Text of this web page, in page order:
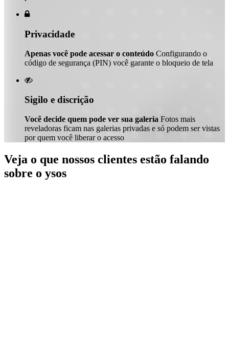

Privacidade
Apenas você pode acessar o conteúdo Configurando o
código de segurança (PIN) você garante o bloqueio de tela

Sigilo e discrição
Você decide quem pode ver sua galeria Fotos mais
reveladoras ficam nas galerias privadas e só podem ser vistas
por quem você liberar o acesso
Veja o que nossos clientes estão falando
sobre o ysos